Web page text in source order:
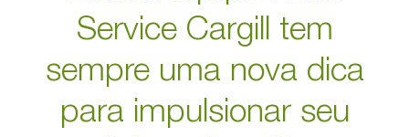
Service Cargill tem
sempre uma nova dica
para impulsionar seu